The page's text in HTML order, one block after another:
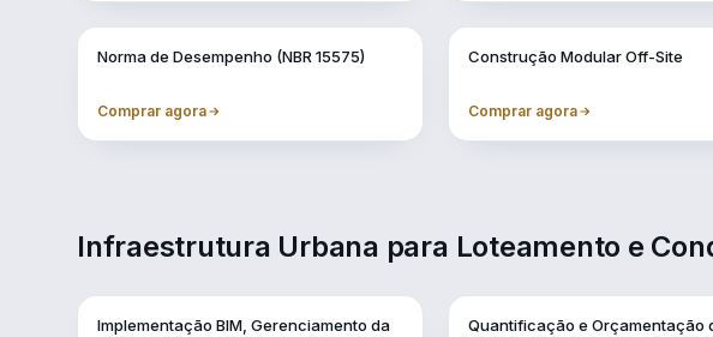
Norma de Desempenho (NBR 15575)
Comprar agora
Construção Modular Off-Site
Comprar agora
Infraestrutura Urbana para Loteamento e
Implementação BIM, Gerenciamento da
Quantificação e Orçamentação